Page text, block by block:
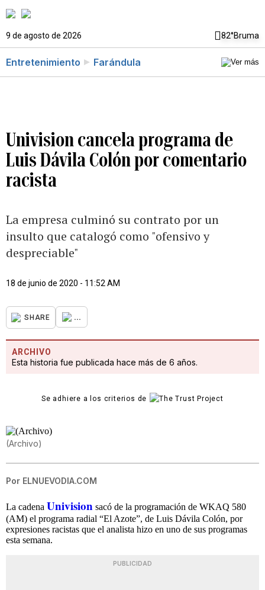
9 de agosto de 2026 82°Bruma
Entretenimiento Farándula
Univision cancela programa de
Luis Dávila Colón por comentario
racista
La empresa culminó su contrato por un
insulto que catalogó como "ofensivo y
despreciable"
18 de junio de 2020 - 11:52 AM
SHARE ...
ARCHIVO
Esta historia fue publicada hace más de 6 años.
Se adhiere a los criterios de
(Archivo)
Por ELNUEVODIA.COM
La cadena Univision sacó de la programación de WKAQ 580
(AM) el programa radial “El Azote”, de Luis Dávila Colón, por
expresiones racistas que el analista hizo en uno de sus programas
esta semana.
PUBLICIDAD